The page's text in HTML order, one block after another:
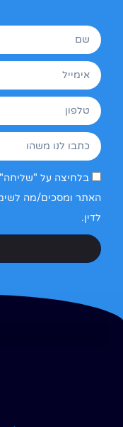
בלחיצה על
האתר ומסכים/מה
לדין.